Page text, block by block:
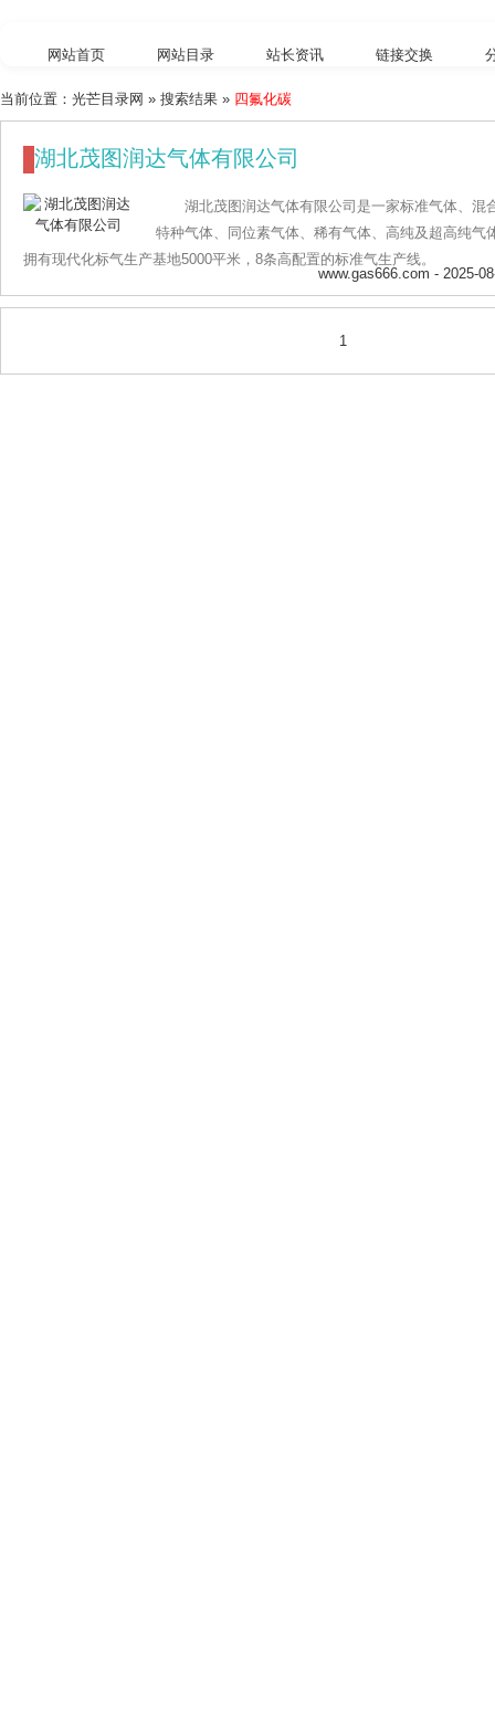
网站首页 网站目录 站长资讯 链接交换
外链工具 综合查询
当前位置： 光芒目录网 » 搜索结果 » 四氟化碳
湖北茂图润达气体有限公司
湖北茂图润达气体有限公司是一家标准气体、混
特种气体、同位素气体、稀有气体、高纯及超高纯气
拥有现代化标气生产基地5000平米，8条高配置的标准气生产线。
www.gas666.com - 2025-
1